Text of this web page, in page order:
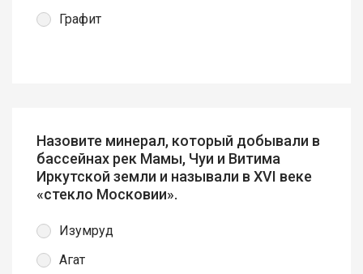
Графит
Назовите минерал, который добывали в
бассейнах рек Мамы, Чуи и Витима
Иркутской земли и называли в XVI веке
«стекло Московии».
Изумруд
Агат